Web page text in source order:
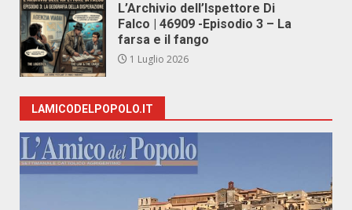
L’Archivio dell’Ispettore Di
Falco | 46909 -Episodio 3 – La
farsa e il fango
1 Luglio 2026
LAMICODELPOPOLO.IT